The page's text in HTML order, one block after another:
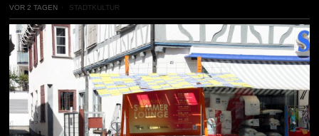
VOR 2 TAGEN STADTKULTUR